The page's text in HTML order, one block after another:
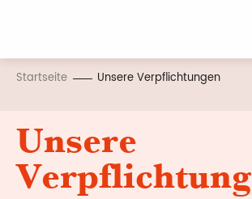
principal
Startseite Unsere Verpflichtungen
Unsere